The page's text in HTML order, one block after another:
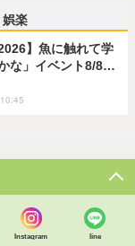
娯楽
】魚に触れて学
な」イベント8/8…
Instagram line